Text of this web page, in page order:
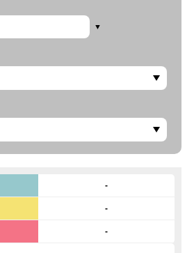
-
-
-